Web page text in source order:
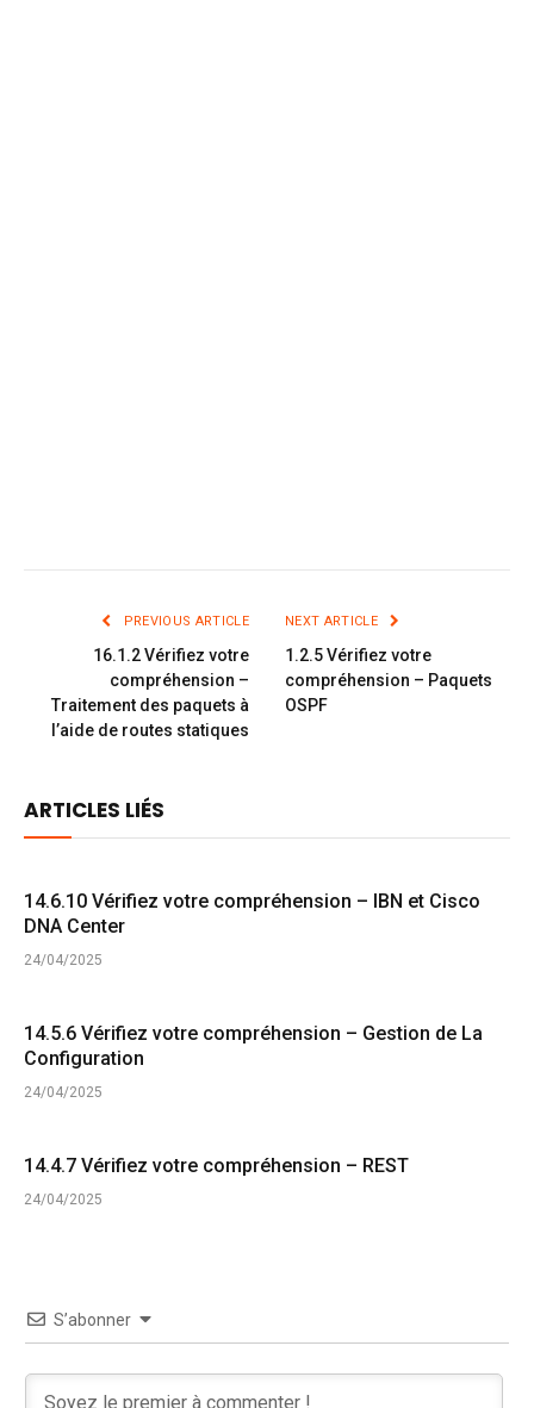
PREVIOUS ARTICLE
16.1.2 Vérifiez votre
compréhension –
Traitement des paquets à
l’aide de routes statiques
NEXT ARTICLE
1.2.5 Vérifiez votre
compréhension – Paquets
OSPF
ARTICLES LIÉS
14.6.10 Vérifiez votre compréhension – IBN et Cisco
DNA Center
24/04/2025
14.5.6 Vérifiez votre compréhension – Gestion de La
Configuration
24/04/2025
14.4.7 Vérifiez votre compréhension – REST
24/04/2025
S’abonner